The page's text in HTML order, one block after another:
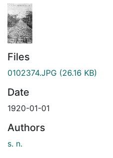
Files
0102374.JPG (26.16 KB)
Date
1920-01-01
Authors
s. n.